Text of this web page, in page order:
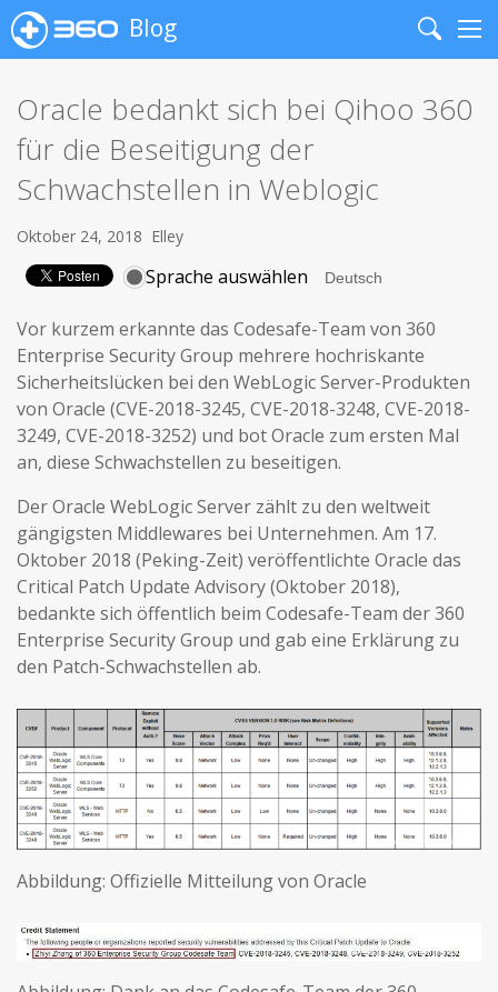
Blog
Search
Oracle bedankt sich bei Qihoo 360
für die Beseitigung der
Schwachstellen in Weblogic
Oktober 24, 2018 Elley
Sprache auswählen
Vor kurzem erkannte das Codesafe-Team von 360
Enterprise Security Group mehrere hochriskante
Sicherheitslücken bei den WebLogic Server-Produkten
von Oracle (CVE-2018-3245, CVE-2018-3248, CVE-2018-
3249, CVE-2018-3252) und bot Oracle zum ersten Mal
an, diese Schwachstellen zu beseitigen.
Der Oracle WebLogic Server zählt zu den weltweit
gängigsten Middlewares bei Unternehmen. Am 17.
Oktober 2018 (Peking-Zeit) veröffentlichte Oracle das
Critical Patch Update Advisory (Oktober 2018),
bedankte sich öffentlich beim Codesafe-Team der 360
Enterprise Security Group und gab eine Erklärung zu
den Patch-Schwachstellen ab.
Abbildung: Offizielle Mitteilung von Oracle